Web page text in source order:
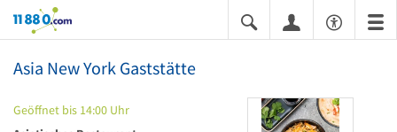
11880.com
Asia New York Gaststätte
Geöffnet bis 14:00 Uhr